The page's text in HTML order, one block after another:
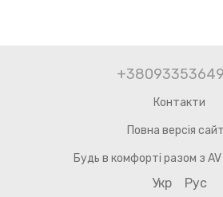
Контакти
Повна версія
Будь в комфорті разом з
Укр Рус